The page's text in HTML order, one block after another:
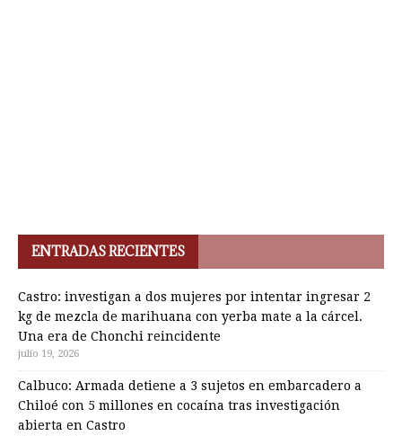
ENTRADAS RECIENTES
Castro: investigan a dos mujeres por intentar ingresar 2
kg de mezcla de marihuana con yerba mate a la cárcel.
Una era de Chonchi reincidente
julio 19, 2026
Calbuco: Armada detiene a 3 sujetos en embarcadero a
Chiloé con 5 millones en cocaína tras investigación
abierta en Castro